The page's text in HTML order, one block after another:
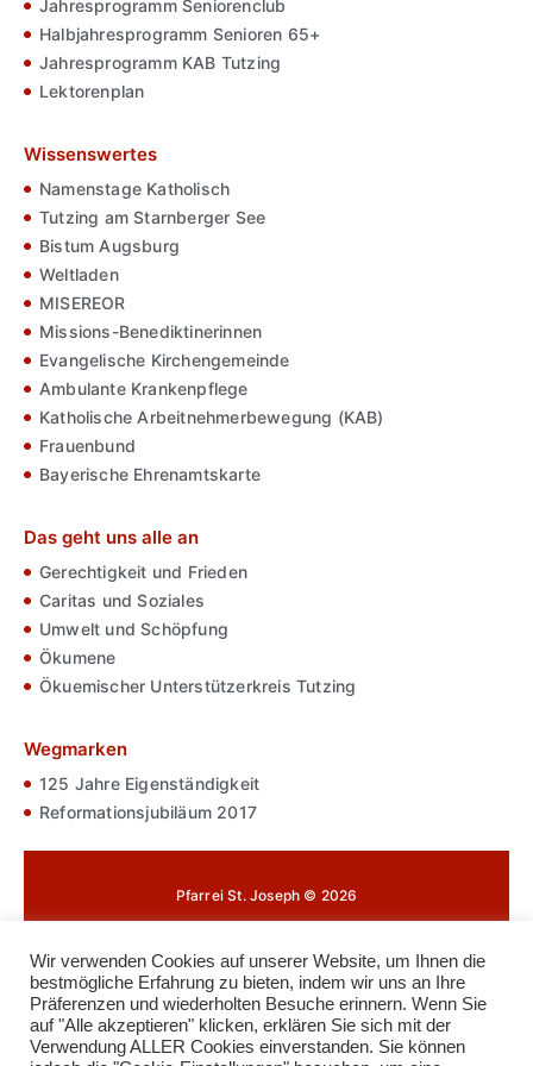
Jahresprogramm Seniorenclub
Halbjahresprogramm Senioren 65+
Jahresprogramm KAB Tutzing
Lektorenplan
Wissenswertes
Namenstage Katholisch
Tutzing am Starnberger See
Bistum Augsburg
Weltladen
MISEREOR
Missions-Benediktinerinnen
Evangelische Kirchengemeinde
Ambulante Krankenpflege
Katholische Arbeitnehmerbewegung (KAB)
Frauenbund
Bayerische Ehrenamtskarte
Das geht uns alle an
Gerechtigkeit und Frieden
Caritas und Soziales
Umwelt und Schöpfung
Ökumene
Ökuemischer Unterstützerkreis Tutzing
Wegmarken
125 Jahre Eigenständigkeit
Reformationsjubiläum 2017
Pfarrei St. Joseph © 2026
Datenschutz
Cookie-Richtlinie
Wir verwenden Cookies auf unserer Website, um Ihnen die
bestmögliche Erfahrung zu bieten, indem wir uns an Ihre
Präferenzen und wiederholten Besuche erinnern. Wenn Sie
auf "Alle akzeptieren" klicken, erklären Sie sich mit der
Verwendung ALLER Cookies einverstanden. Sie können